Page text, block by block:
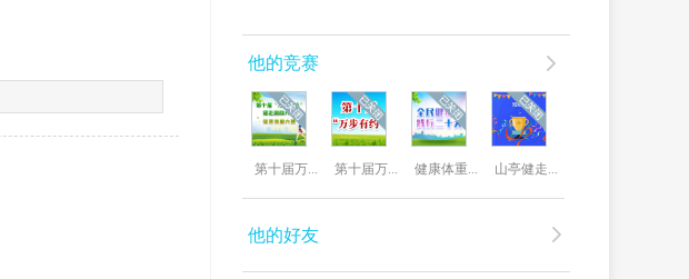
他的竞赛
第十届万... 第十届万... 健康体重... 山亭健走...
他的好友